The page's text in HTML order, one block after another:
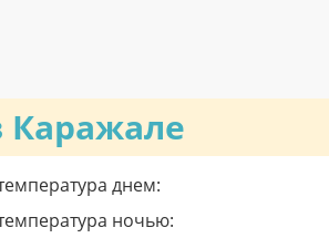
Каражале
днем:
ночью: